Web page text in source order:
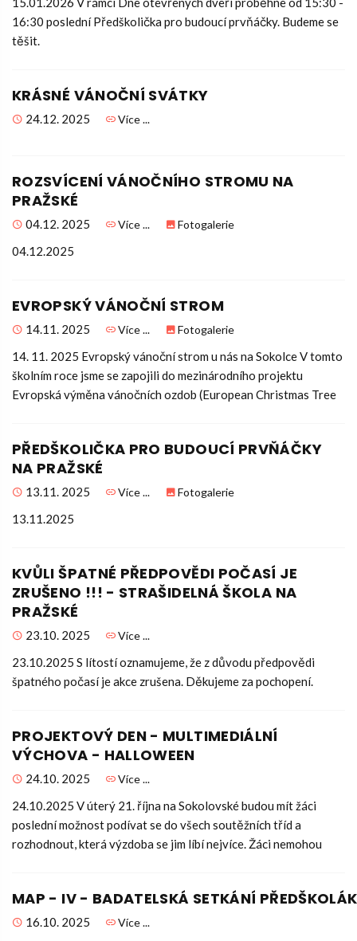
16:30 poslední Předškolička pro budoucí prvňáčky. Budeme se
těšit.
KRÁSNÉ VÁNOČNÍ SVÁTKY
24.12. 2025 Více ...
ROZSVÍCENÍ VÁNOČNÍHO STROMU NA
PRAŽSKÉ
04.12. 2025 Více ... Fotogalerie
04.12.2025
EVROPSKÝ VÁNOČNÍ STROM
14.11. 2025 Více ... Fotogalerie
14. 11. 2025 Evropský vánoční strom u nás na Sokolce V tomto
školním roce jsme se zapojili do mezinárodního projektu
Evropská výměna vánočních ozdob (European Christmas Tree
PŘEDŠKOLIČKA PRO BUDOUCÍ PRVŇÁČKY
NA PRAŽSKÉ
13.11. 2025 Více ... Fotogalerie
13.11.2025
KVŮLI ŠPATNÉ PŘEDPOVĚDI POČASÍ JE
ZRUŠENO !!! - STRAŠIDELNÁ ŠKOLA NA
PRAŽSKÉ
23.10. 2025 Více ...
23.10.2025 S lítostí oznamujeme, že z důvodu předpovědi
špatného počasí je akce zrušena. Děkujeme za pochopení.
PROJEKTOVÝ DEN - MULTIMEDIÁLNÍ
VÝCHOVA - HALLOWEEN
24.10. 2025 Více ...
24.10.2025 V úterý 21. října na Sokolovské budou mít žáci
poslední možnost podívat se do všech soutěžních tříd a
rozhodnout, která výzdoba se jim líbí nejvíce. Žáci nemohou
MAP - IV - BADATELSKÁ SETKÁNÍ
16.10. 2025 Více ...